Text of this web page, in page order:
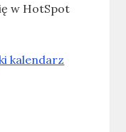
w HotSpot
kalendarz